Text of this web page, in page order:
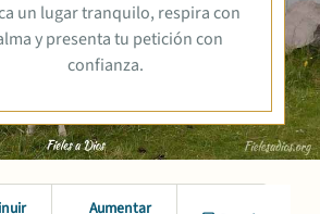
un lugar tranquilo, respira con
y presenta tu petición con
confianza.
Aumentar